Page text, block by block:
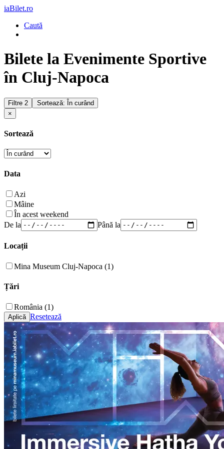
iaBilet.ro
Caută
Bilete la Evenimente Sportive
în Cluj-Napoca
Filtre 2
Sortează: În curând
×
Sortează
Data
Azi
Mâine
În acest weekend
De la
Până la
Locații
Mina Museum Cluj-Napoca (1)
Țări
România (1)
Resetează